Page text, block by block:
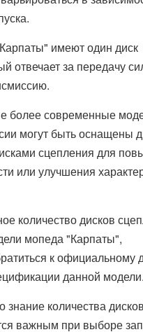
имеют один диск
отвечает за передачу
более современные
могут быть оснащены
сцепления для
или улучшения
количество дисков
мопеда "Карпаты",
к официальному
данной модели.
знание количества дисков
важным при выборе